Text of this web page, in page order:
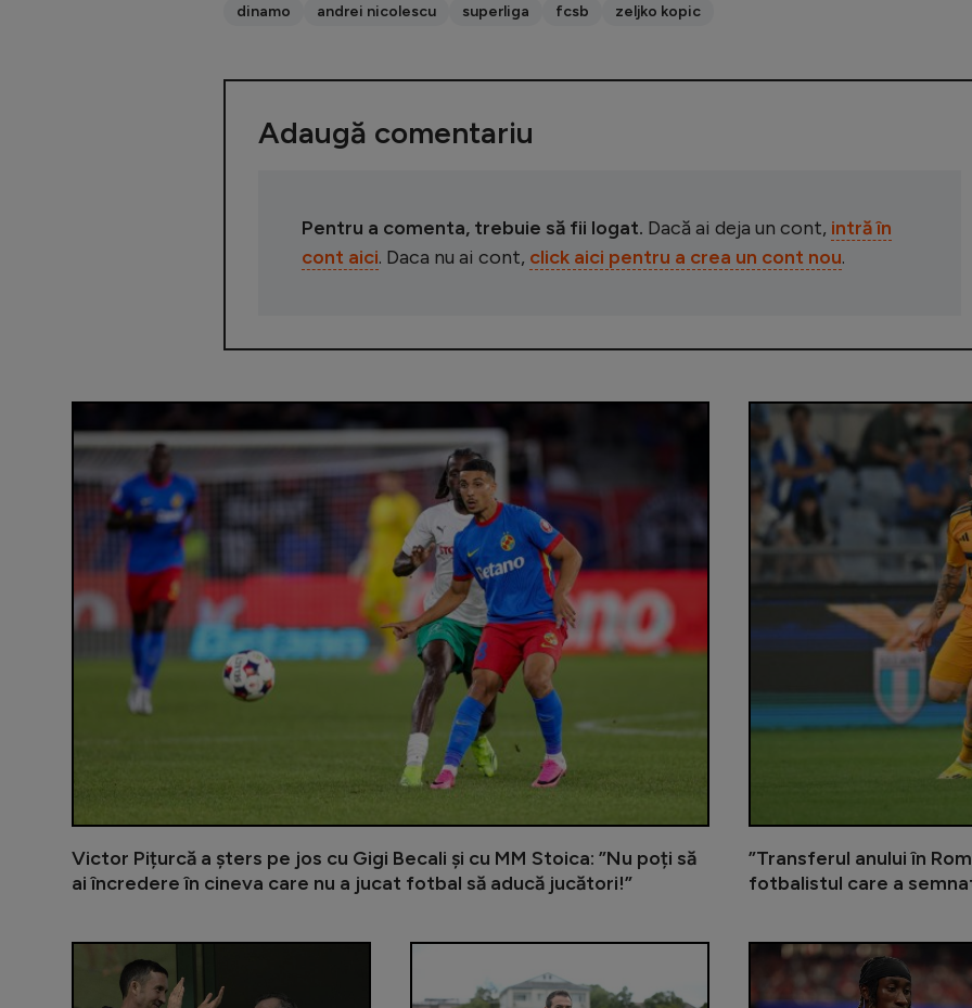
dinamo andrei nicolescu superliga fcsb zeljko kopic
Adaugă comentariu
Pentru a comenta, trebuie să fii logat. Dacă ai deja un cont, intră în
cont aici. Daca nu ai cont, click aici pentru a crea un cont nou.
Victor Pițurcă a șters pe jos cu Gigi Becali și cu MM Stoica: ”Nu poți să
ai încredere în cineva care nu a jucat fotbal să aducă jucători!”
”Transferul anului în
fotbalistul care a
Gigi Becali încă îl așteaptă pe